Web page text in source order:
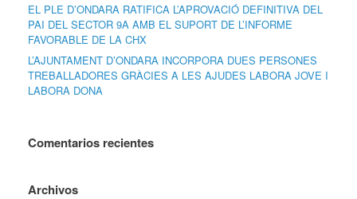
EL PLE D’ONDARA RATIFICA L’APROVACIÓ DEFINITIVA DEL
PAI DEL SECTOR 9A AMB EL SUPORT DE L’INFORME
FAVORABLE DE LA CHX
L’AJUNTAMENT D’ONDARA INCORPORA DUES PERSONES
TREBALLADORES GRÀCIES A LES AJUDES LABORA JOVE I
LABORA DONA
Comentarios recientes
Archivos